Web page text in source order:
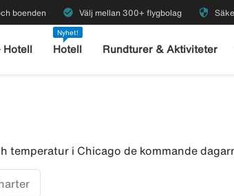
boenden check_circle Välj mellan 300+ flygbolag security
Hotell
Nyhet!
Hotell Rundturer & Aktiviteter
temperatur i Chicago de kommande